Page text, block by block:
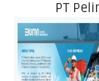
PT